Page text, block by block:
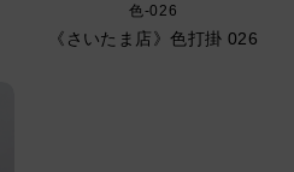
色-026
《さいたま店》色打掛 026